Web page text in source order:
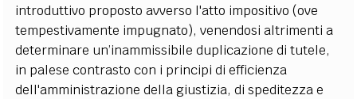
introduttivo proposto avverso l'atto impositivo (ove
tempestivamente impugnato), venendosi altrimenti a
determinare un’inammissibile duplicazione di tutele,
in palese contrasto con i principi di efficienza
dell'amministrazione della giustizia, di speditezza e